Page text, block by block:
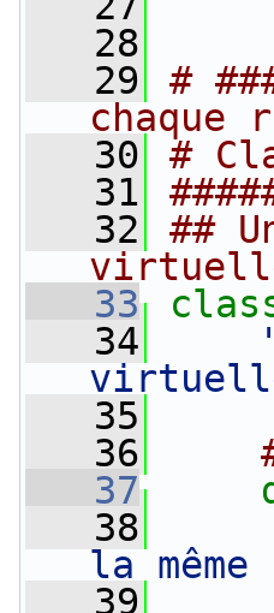
   28
   29
#
chaque
   30
#
   31
   32
##
   33
   34
   35
   36
   37
   38
la
   39